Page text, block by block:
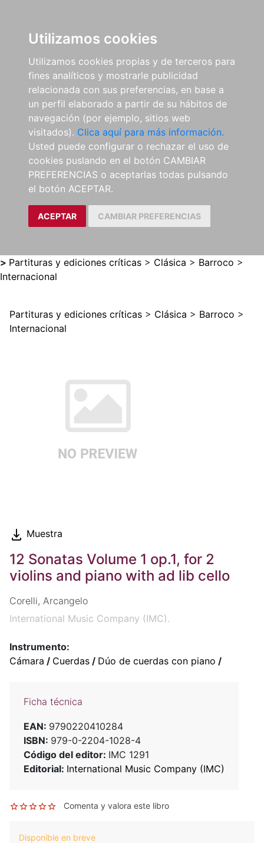
Utilizamos cookies
Utilizamos cookies propias y de terceros para
fines analíticos y mostrarle publicidad
relacionada con sus preferencias, en base a
un perfil elaborado a partir de su hábitos de
navegación (por ejemplo, sitios web
visitados). Clica aquí para más información.
Usted puede configurar o rechazar el uso de
cookies puslando en el botón CAMBIAR
PREFERENCIAS o aceptarlas todas pulsando
el botón ACEPTAR.
ACEPTAR CAMBIAR PREFERENCIAS
> Partituras y ediciones críticas > Clásica > Barroco >
Internacional
Partituras y ediciones críticas > Clásica > Barroco >
Internacional
Muestra
12 Sonatas Volume 1 op.1, for 2
violins and piano with ad lib cello
Corelli, Arcangelo
International Music Company (IMC).
Instrumento:
Cámara / Cuerdas / Dúo de cuerdas con piano /
Ficha técnica
EAN: 9790220410284
ISBN: 979-0-2204-1028-4
Código del editor: IMC 1291
Editorial: International Music Company (IMC)
Comenta y valora este libro
Disponible en breve